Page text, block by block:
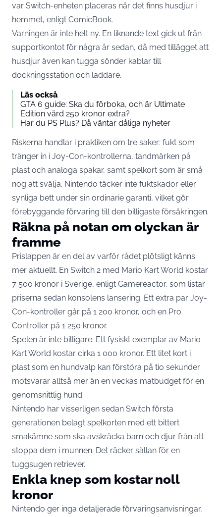
var Switch-enheten placeras när det finns husdjur i
hemmet, enligt ComicBook.
Varningen är inte helt ny. En liknande text gick ut från
supportkontot för några år sedan, då med tillägget att
husdjur även kan tugga sönder kablar till
dockningsstation och laddare.
Läs också
GTA 6 guide: Ska du förboka, och är Ultimate
Edition värd 250 kronor extra?
Har du PS Plus? Då väntar dåliga nyheter
Riskerna handlar i praktiken om tre saker: fukt som
tränger in i Joy-Con-kontrollerna, tandmärken på
plast och analoga spakar, samt spelkort som är små
nog att svälja. Nintendo täcker inte fuktskador eller
synliga bett under sin ordinarie garanti, vilket gör
förebyggande förvaring till den billigaste försäkringen.
Räkna på notan om olyckan är
framme
Prislappen är en del av varför rådet plötsligt känns
mer aktuellt. En Switch 2 med Mario Kart World kostar
7 500 kronor i Sverige, enligt Gamereactor, som listar
priserna sedan konsolens lansering. Ett extra par Joy-
Con-kontroller går på 1 200 kronor, och en Pro
Controller på 1 250 kronor.
Spelen är inte billigare. Ett fysiskt exemplar av Mario
Kart World kostar cirka 1 000 kronor. Ett litet kort i
plast som en hundvalp kan förstöra på tio sekunder
motsvarar alltså mer än en veckas matbudget för en
genomsnittlig hund.
Nintendo har visserligen sedan Switch första
generationen belagt spelkorten med ett bittert
smakämne som ska avskräcka barn och djur från att
stoppa dem i munnen. Det räcker sällan för en
tuggsugen retriever.
Enkla knep som kostar noll
kronor
Nintendo ger inga detaljerade förvaringsanvisningar,